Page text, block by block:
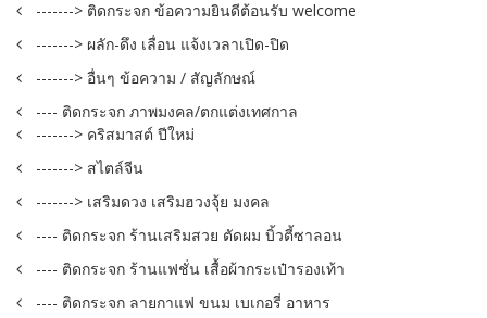
-------> ติดกระจก ข้อความยินดีต้อนรับ welcome
-------> ผลัก-ดึง เลื่อน แจ้งเวลาเปิด-ปิด
-------> อื่นๆ ข้อความ / สัญลักษณ์
---- ติดกระจก ภาพมงคล/ตกแต่งเทศกาล
-------> คริสมาสต์ ปีใหม่
-------> สไตล์จีน
-------> เสริมดวง เสริมฮวงจุ้ย มงคล
---- ติดกระจก ร้านเสริมสวย ตัดผม บิ้วตี้ซาลอน
---- ติดกระจก ร้านแฟชั่น เสื้อผ้ากระเป๋ารองเท้า
---- ติดกระจก ลายกาแฟ ขนม เบเกอรี่ อาหาร